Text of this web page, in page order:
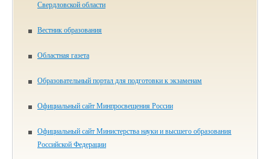
Свердловской области
Вестник образования
Областная газета
Образовательный портал для подготовки к экзаменам
Официальный сайт Минпросвещения России
Официальный сайт Министерства науки и высшего образования
Российской Федерации